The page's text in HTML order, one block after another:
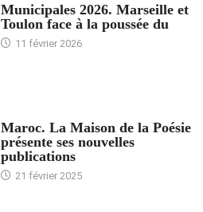
Municipales 2026. Marseille et
Toulon face à la poussée du
11 février 2026
Maroc. La Maison de la Poésie
présente ses nouvelles
publications
21 février 2025